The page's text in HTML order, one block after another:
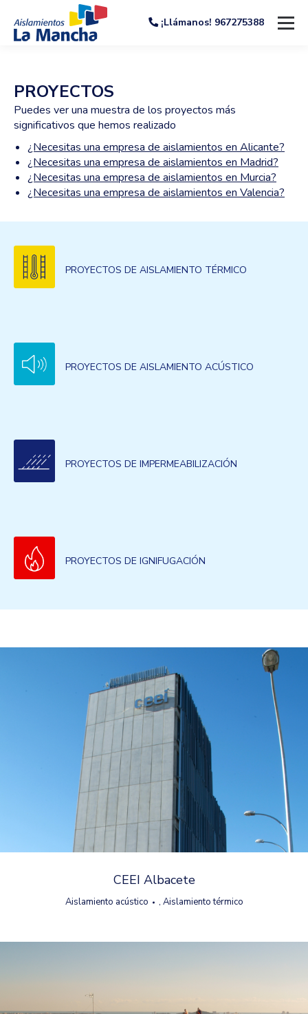
¡Llámanos! 967275388
PROYECTOS
Puedes ver una muestra de los proyectos más
significativos que hemos realizado
¿Necesitas una empresa de aislamientos en Alicante?
¿Necesitas una empresa de aislamientos en Madrid?
¿Necesitas una empresa de aislamientos en Murcia?
¿Necesitas una empresa de aislamientos en Valencia?
PROYECTOS DE AISLAMIENTO TÉRMICO
PROYECTOS DE AISLAMIENTO ACÚSTICO
PROYECTOS DE IMPERMEABILIZACIÓN
PROYECTOS DE IGNIFUGACIÓN
CEEI Albacete
Aislamiento acústico , Aislamiento térmico